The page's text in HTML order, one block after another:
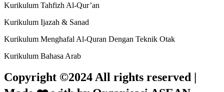
Kurikulum Tahfizh Al-Qur’an
Kurikulum Ijazah & Sanad
Kurikulum Menghafal Al-Quran Dengan Teknik Otak
Kurikulum Bahasa Arab
Copyright ©2024 All rights reserved |